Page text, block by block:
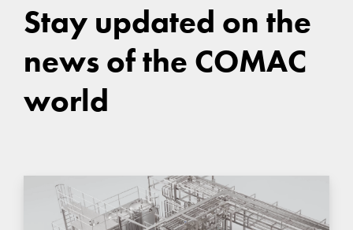
Stay updated on the
news of the COMAC
world